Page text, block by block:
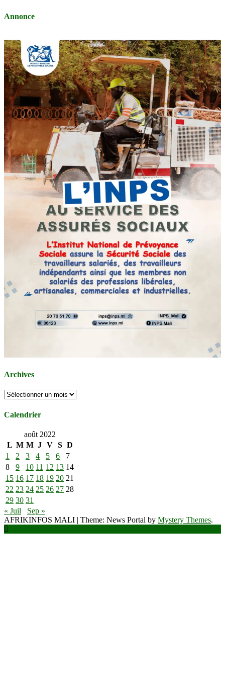
Annonce
Archives
Archives
Calendrier
août 2022
L M M J V S D
1
2 3 4 5 6
7
8
9 10 11 12 13 14
15 16 17 18 19 20 21
22 23 24 25 26 27 28
29 30 31
« Juil
Sep »
AFRIKINFOS MALI | Theme: News Portal by Mystery Themes.